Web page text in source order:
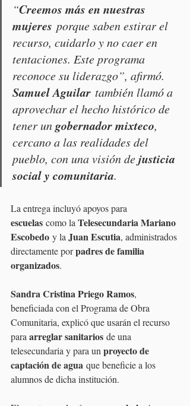
“Creemos más en nuestras
mujeres porque saben estirar el
recurso, cuidarlo y no caer en
tentaciones. Este programa
reconoce su liderazgo”, afirmó.
Samuel Aguilar también llamó a
aprovechar el hecho histórico de
tener un gobernador mixteco,
cercano a las realidades del
pueblo, con una visión de justicia
social y comunitaria.
La entrega incluyó apoyos para
escuelas como la Telesecundaria Mariano
Escobedo y la Juan Escutia, administrados
directamente por padres de familia
organizados.
Sandra Cristina Priego Ramos,
beneficiada con el Programa de Obra
Comunitaria, explicó que usarán el recurso
para arreglar sanitarios de una
telesecundaria y para un proyecto de
captación de agua que beneficie a los
alumnos de dicha institución.